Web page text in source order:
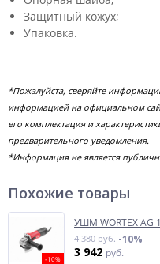
Защитный кожух;
Упаковка.
*Пожалуйста, сверяйте
информацией на официальном
его комплектация и
предварительного уведомления.
*Информация не является
Похожие товары
-10%
УШМ WORTEX AG
4 380 руб. -10%
3 942 руб.